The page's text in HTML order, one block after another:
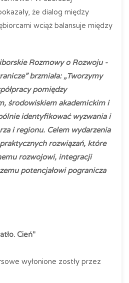
że dialog między
wciąż balansuje między
Rozmowy o Rozwoju -
brzmiała: „Tworzymy
pomiędzy
środowiskiem akademickim i
identyfikować wyzwania i
i regionu. Celem wydarzenia
rozwiązań, które
rozwojowi, integracji
potencjałowi pogranicza
Cień"
wyłonione zostły przez